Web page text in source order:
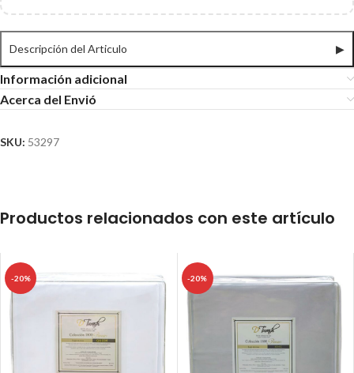
Descripción del Articulo ▶
Información adicional
Acerca del Envió
SKU: 53297
Productos relacionados con este artículo
-20% -20%